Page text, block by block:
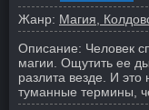
Жанр: Магия,
Описание: Человек
магии. Ощутить ее
разлита везде. И это
туманные термины,